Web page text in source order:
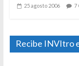
25 agosto 2006 7
Recibe INVItro